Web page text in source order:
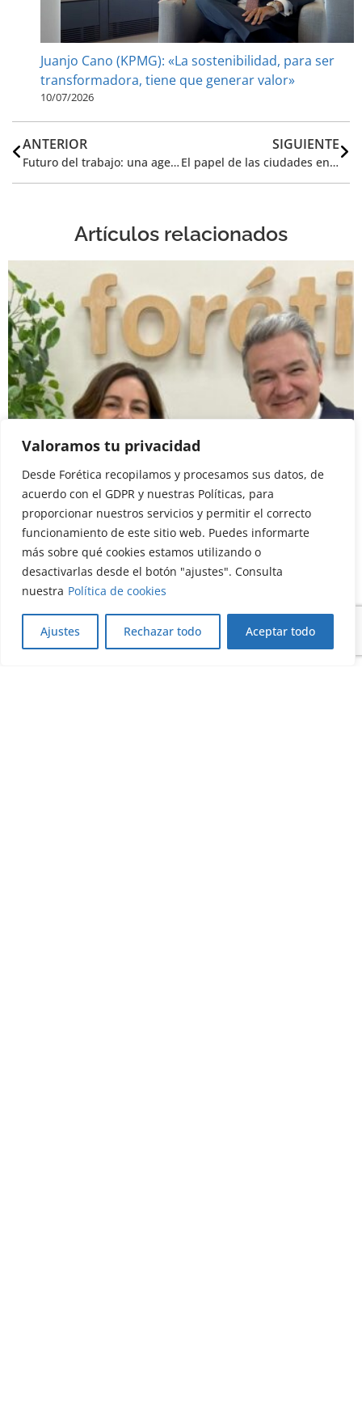
Valoramos tu privacidad
Desde Forética recopilamos y procesamos sus datos, de
acuerdo con el GDPR y nuestras Políticas, para
proporcionar nuestros servicios y permitir el correcto
funcionamiento de este sitio web. Puedes informarte
más sobre qué cookies estamos utilizando o
desactivarlas desde el botón "ajustes". Consulta
nuestra Política de cookies
Ajustes Rechazar todo Aceptar todo
Juanjo Cano (KPMG): «La sostenibilidad, para ser
transformadora, tiene que generar valor»
10/07/2026
ANTERIOR
Futuro del trabajo: una agenda empresarial centrada en las personas
SIGUIENTE
El papel de las ciudades en la adaptación al cambio climático
Artículos relacionados
Blog Post de socios
La sostenibilidad se transforma desde
dentro
20/07/2026
Leer más